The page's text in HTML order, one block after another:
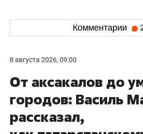
Комментарии
8 августа 2026, 09:00
От аксакалов до
городов: Василь
рассказал,